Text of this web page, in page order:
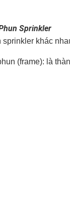
Sprinkler
khác
(frame): là